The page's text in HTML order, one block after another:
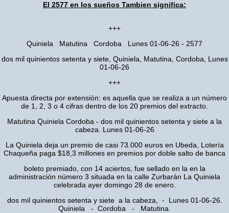
El 2577 en los sueños Tambien significa:
+++
Quiniela Matutina Cordoba Lunes 01-06-26 - 2577
dos mil quinientos setenta y siete, Quiniela, Matutina, Cordoba, Lunes
01-06-26
+++
Apuesta directa por extensión: es aquella que se realiza a un número
de 1, 2, 3 o 4 cifras dentro de los 20 premios del extracto.
Matutina Quiniela Cordoba - dos mil quinientos setenta y siete a la
cabeza. Lunes 01-06-26
La Quiniela deja un premio de casi 73.000 euros en Ubeda, Lotería
Chaqueña paga $18,3 millones en premios por doble salto de banca
boleto premiado, con 14 aciertos, fue sellado en la en la
administración número 3 situada en la calle Zurbarán La Quiniela
celebrada ayer domingo 28 de enero.
dos mil quinientos setenta y siete a la cabeza, - Lunes 01-06-26.
Quiniela - Cordoba - Matutina.